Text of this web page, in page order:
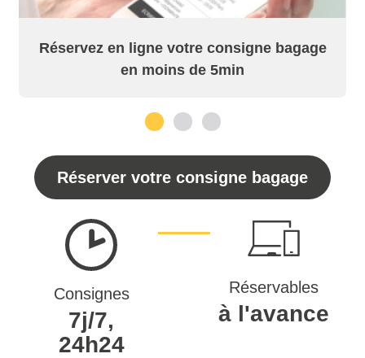
Réservez en ligne votre consigne bagage
en moins de 5min
Réserver votre consigne bagage
Consignes
7j/7,
24h24
Réservables
à l'avance